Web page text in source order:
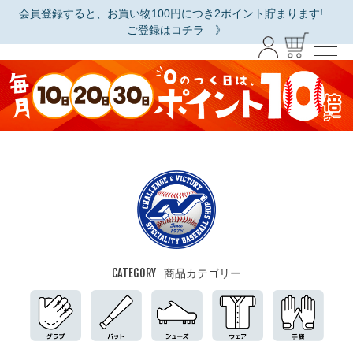
会員登録すると、お買い物100円につき2ポイント貯まります!
ご登録はコチラ 》
CATEGORY 商品カテゴリー